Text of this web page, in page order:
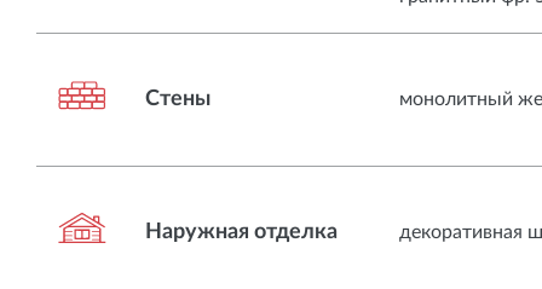
Стены монолитный
Наружная отделка декоративная